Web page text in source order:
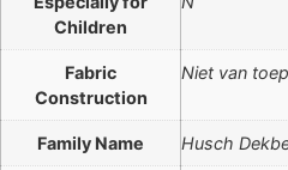
Children
Fabric
Construction
Niet van
Family Name Husch